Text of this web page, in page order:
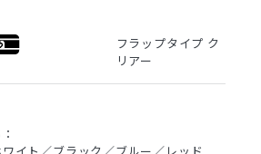
フラップタイプ ク
リアー